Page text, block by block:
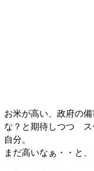
お米が高い、政府の
な？と期待しつつ ス
自分。
まだ高いなぁ・・と